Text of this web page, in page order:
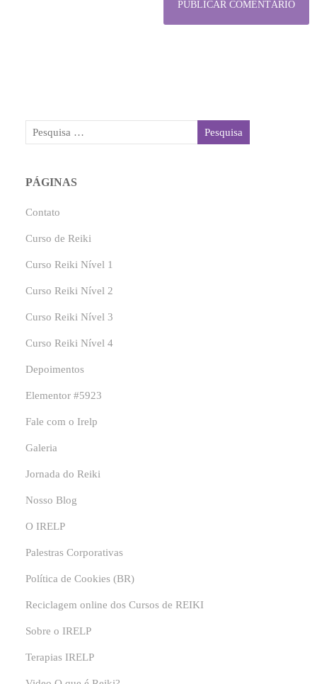
PÁGINAS
Contato
Curso de Reiki
Curso Reiki Nível 1
Curso Reiki Nível 2
Curso Reiki Nível 3
Curso Reiki Nível 4
Depoimentos
Elementor #5923
Fale com o Irelp
Galeria
Jornada do Reiki
Nosso Blog
O IRELP
Palestras Corporativas
Política de Cookies (BR)
Reciclagem online dos Cursos de REIKI
Sobre o IRELP
Terapias IRELP